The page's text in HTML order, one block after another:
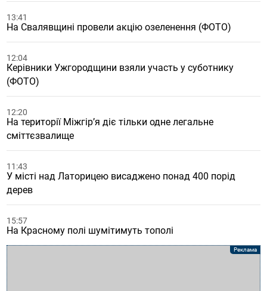
13:41
На Свалявщині провели акцію озеленення (ФОТО)
12:04
Керівники Ужгородщини взяли участь у суботнику
(ФОТО)
12:20
На території Міжгір’я діє тільки одне легальне
сміттєзвалище
11:43
У місті над Латорицею висаджено понад 400 порід
дерев
15:57
На Красному полі шумітимуть тополі